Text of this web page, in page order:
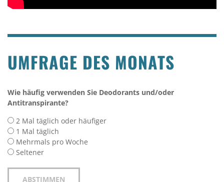
UMFRAGE DES MONATS
Wie häufig verwenden Sie Deodorants und/oder
Antitranspirante?
2 Mal täglich oder häufiger
1 Mal täglich
Mehrmals pro Woche
Seltener